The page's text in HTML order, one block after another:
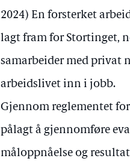
2024) En forsterket
lagt fram for Stortinget,
samarbeider med privat
arbeidslivet inn i jobb.
Gjennom reglementet
pålagt å gjennomføre
måloppnåelse og